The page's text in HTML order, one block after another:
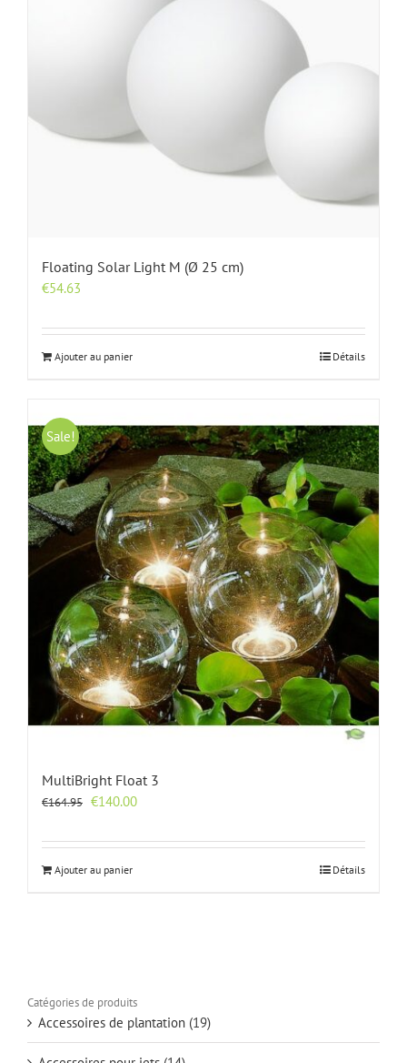
Floating Solar Light M (Ø 25 cm)
€54.63
Ajouter au panier Détails
Sale!
MultiBright Float 3
€164.95 Le
initial
était :
€140.00Le
actuel
Ajouter au panier Détails
Catégories de produits
Accessoires de plantation (19)